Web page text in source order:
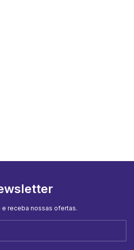
receba nossas ofertas.